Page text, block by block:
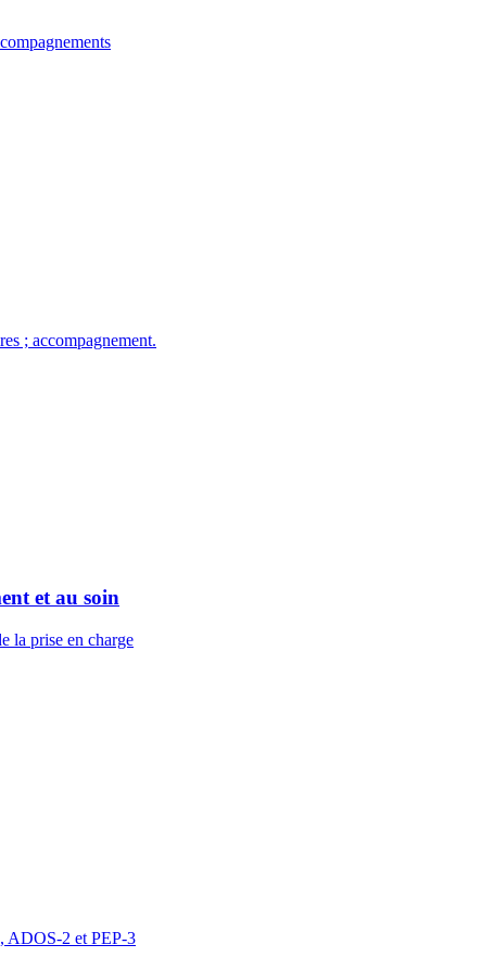
; accompagnement.
et au soin
la prise en charge
ADOS-2 et PEP-3